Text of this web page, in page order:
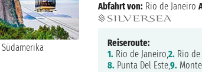
Abfahrt von: Rio de Janeiro
Reiseroute:
1. Rio de Janeiro,2. Rio
8. Punta Del Este,9.